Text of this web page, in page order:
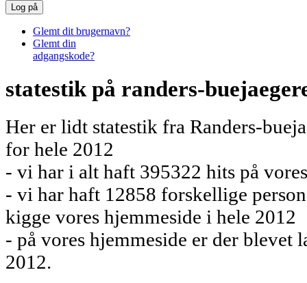
Log på
Glemt dit brugernavn?
Glemt din
adgangskode?
statestik på randers-
Her er lidt statestik fra Randers-
for hele 2012
- vi har i alt haft 395322 hits på
- vi har haft 12858 forskellige
kigge vores hjemmeside i hele 2012
- på vores hjemmeside er der blevet
2012.